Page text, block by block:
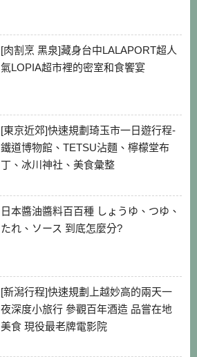
[肉割烹 黑泉]藏身台中LALAPORT超人
氣LOPIA超市裡的密室和食饗宴
[東京近郊]快速規劃琦玉市一日遊行程-
鐵道博物館、TETSU沾麵、檸檬堂布
丁、冰川神社、美食彙整
日本醬油醬料百百種 しょうゆ、つゆ、
たれ、ソース 到底怎麼分?
[新潟行程]快速規劃上越妙高的兩天一
夜深度小旅行 參觀百年酒造 品嘗在地
美食 現役最老牌電影院